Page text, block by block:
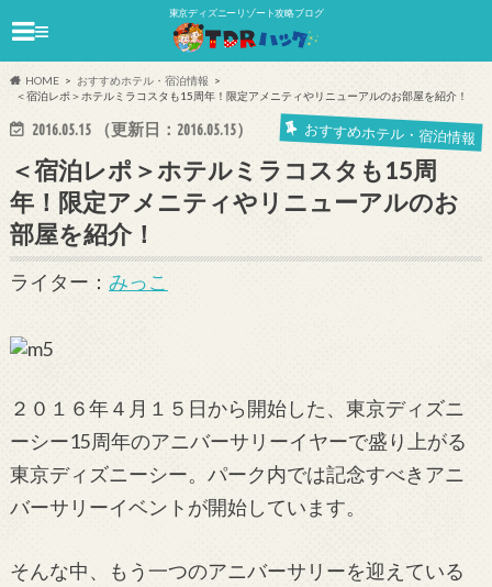
東京ディズニーリゾート攻略ブログ
≡
HOME
おすすめホテル・宿泊情報
＜宿泊レポ＞ホテルミラコスタも15周年！限定アメニティやリニューアルのお部屋を紹介！
2016.05.15（更新日： 2016.05.15） おすすめホテル・宿泊情報
＜宿泊レポ＞ホテルミラコスタも15周
年！限定アメニティやリニューアルのお
部屋を紹介！
ライター： みっこ
２０１６年４月１５日から開始した、東京ディズニ
ーシー15周年のアニバーサリーイヤーで盛り上がる
東京ディズニーシー。パーク内では記念すべきアニ
バーサリーイベントが開始しています。
そんな中、もう一つのアニバーサリーを迎えている